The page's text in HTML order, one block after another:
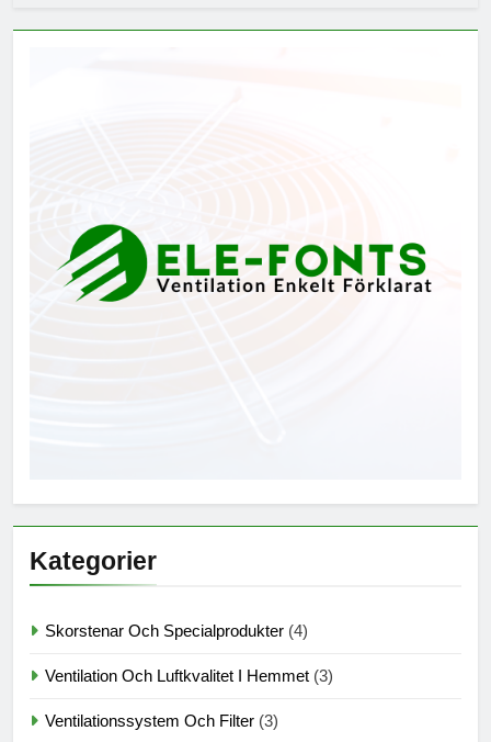
Kategorier
Skorstenar Och Specialprodukter (4)
Ventilation Och Luftkvalitet I Hemmet (3)
Ventilationssystem Och Filter (3)